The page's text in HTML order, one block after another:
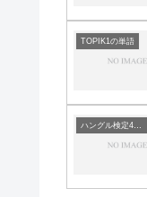
TOPIK1の単語